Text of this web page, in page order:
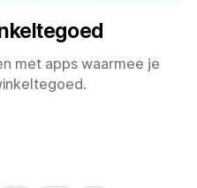
met apps waarmee je